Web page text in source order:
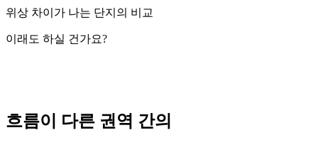
위상 차이가 나는 단지의 비교
이래도 하실 건가요?
흐름이 다른 권역 간의